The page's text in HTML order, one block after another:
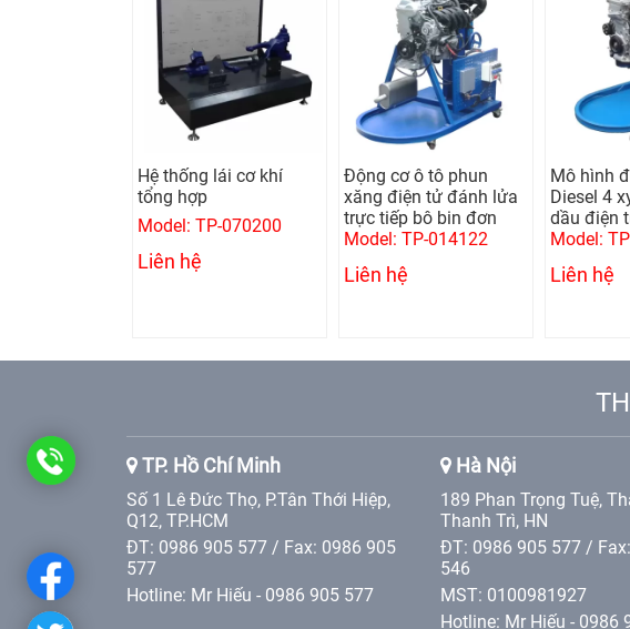
Hệ thống lái cơ khí
tổng hợp
Model: TP-070200
Liên hệ
Động cơ ô tô phun
xăng điện tử đánh lửa
trực tiếp bô bin đơn
Model: TP-014122
Liên hệ
Mô hình
Diesel 4
dầu điện
Model:
Liên hệ
TP. Hồ Chí Minh
Số 1 Lê Đức Thọ, P.Tân Thới Hiệp,
Q12, TP.HCM
ĐT: 0986 905 577 / Fax: 0986 905
577
Hotline: Mr Hiếu - 0986 905 577
Hà Nội
189 Phan Trọng Tuệ,
Thanh Trì, HN
ĐT: 0986 905 577 /
546
MST: 0100981927
Hotline: Mr Hiếu - 0986